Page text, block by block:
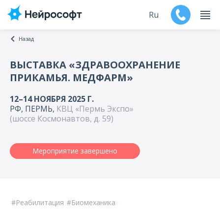
Продукты
Поддержка
Мероприятия
Дилеры
Ru
Назад
ВЫСТАВКА «ЗДРАВООХРАНЕНИЕ
ПРИКАМЬЯ. МЕДФАРМ»
12–14 НОЯБРЯ 2025 Г.
РФ, ПЕРМЬ, КВЦ «Пермь Экспо»
(шоссе Космонавтов, д. 59)
Мероприятие завершено
Реабилитация Биомеханика